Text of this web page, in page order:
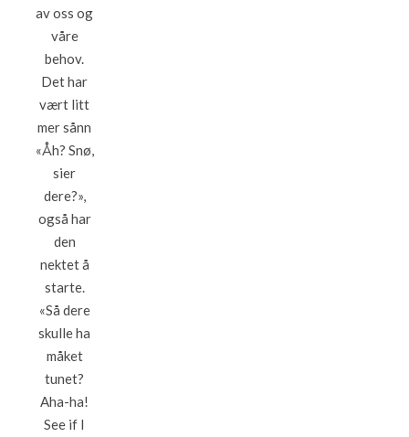
av oss og
våre
behov.
Det har
vært litt
mer sånn
«Åh? Snø,
sier
dere?»,
også har
den
nektet å
starte.
«Så dere
skulle ha
måket
tunet?
Aha-ha!
See if I